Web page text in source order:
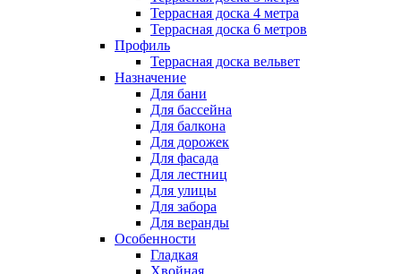
Террасная доска 4 метра
Террасная доска 6 метров
Профиль
Террасная доска вельвет
Назначение
Для бани
Для бассейна
Для балкона
Для дорожек
Для фасада
Для лестниц
Для улицы
Для забора
Для веранды
Особенности
Гладкая
Хвойная